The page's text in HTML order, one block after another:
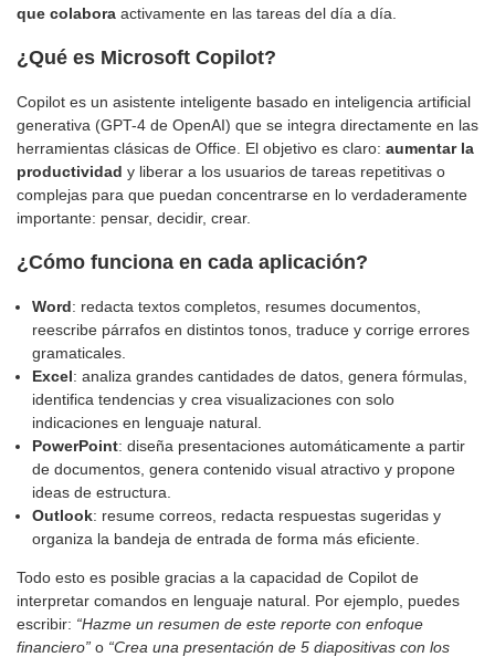
que colabora activamente en las tareas del día a día.
¿Qué es Microsoft Copilot?
Copilot es un asistente inteligente basado en inteligencia artificial
generativa (GPT-4 de OpenAI) que se integra directamente en las
herramientas clásicas de Office. El objetivo es claro: aumentar la
productividad y liberar a los usuarios de tareas repetitivas o
complejas para que puedan concentrarse en lo verdaderamente
importante: pensar, decidir, crear.
¿Cómo funciona en cada aplicación?
Word: redacta textos completos, resumes documentos,
reescribe párrafos en distintos tonos, traduce y corrige errores
gramaticales.
Excel: analiza grandes cantidades de datos, genera fórmulas,
identifica tendencias y crea visualizaciones con solo
indicaciones en lenguaje natural.
PowerPoint: diseña presentaciones automáticamente a partir
de documentos, genera contenido visual atractivo y propone
ideas de estructura.
Outlook: resume correos, redacta respuestas sugeridas y
organiza la bandeja de entrada de forma más eficiente.
Todo esto es posible gracias a la capacidad de Copilot de
interpretar comandos en lenguaje natural. Por ejemplo, puedes
escribir: “Hazme un resumen de este reporte con enfoque
financiero” o “Crea una presentación de 5 diapositivas con los